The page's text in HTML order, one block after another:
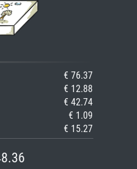
€ 76.37
€ 12.88
€ 42.74
€ 1.09
€ 15.27